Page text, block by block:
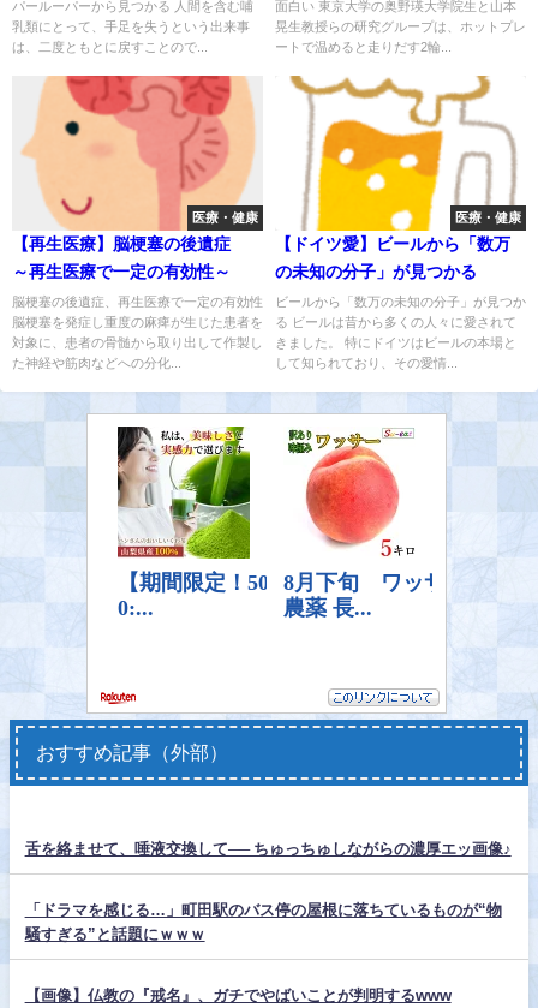
パールーパーから見つかる 人間を含む哺
乳類にとって、手足を失うという出来事
は、二度ともとに戻すことので...
面白い 東京大学の奥野瑛大学院生と山本
晃生教授らの研究グループは、ホットプレ
ートで温めると走りだす2輪...
医療・健康
【再生医療】脳梗塞の後遺症
～再生医療で一定の有効性～
脳梗塞の後遺症、再生医療で一定の有効性
脳梗塞を発症し重度の麻痺が生じた患者を
対象に、患者の骨髄から取り出して作製し
た神経や筋肉などへの分化...
医療・健康
【ドイツ愛】ビールから「数万
の未知の分子」が見つかる
ビールから「数万の未知の分子」が見つか
る ビールは昔から多くの人々に愛されて
きました。 特にドイツはビールの本場と
して知られており、その愛情...
おすすめ記事（外部）
舌を絡ませて、唾液交換して── ちゅっちゅしながらの濃厚エッ画像♪
「ドラマを感じる…」町田駅のバス停の屋根に落ちているものが“物
騒すぎる”と話題にｗｗｗ
【画像】仏教の『戒名』、ガチでやばいことが判明するwww